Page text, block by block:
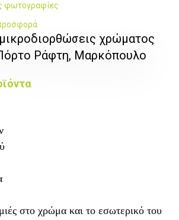
φωτογραφίες
χρώματος
Ράφτη, Μαρκόπουλο
στο χρώμα και το εσωτερικό του